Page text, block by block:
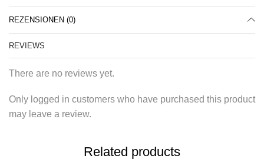
REZENSIONEN (0)
REVIEWS
There are no reviews yet.
Only logged in customers who have purchased this product
may leave a review.
Related products